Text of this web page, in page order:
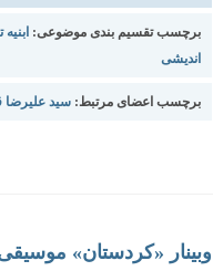
برچسب تقسیم بندی موضوعی:
اندیشی
برچسب اعضای مرتبط: سید علیرضا
وبینار «کردستان»